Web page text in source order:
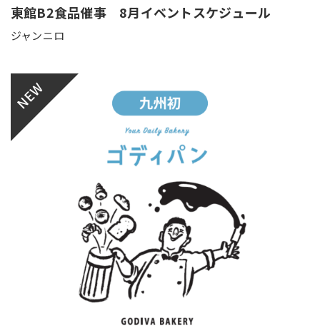
東館B2食品催事 8月イベントスケジュール
ジャンニロ
NEW